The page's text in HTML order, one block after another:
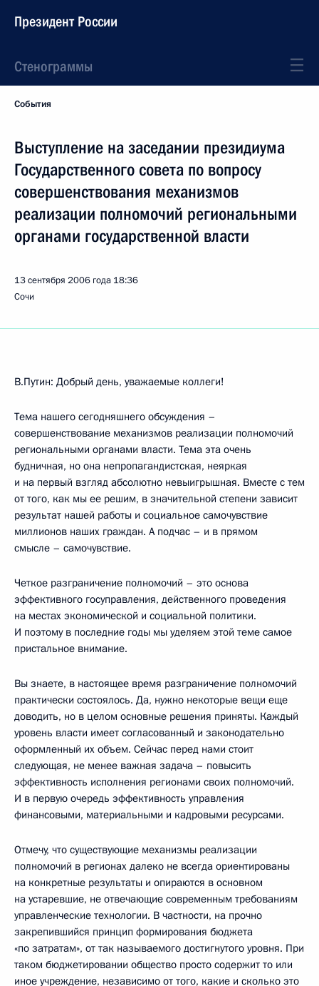
Президент России
Стенограммы
События
Выступление на заседании президиума
Государственного совета по вопросу
совершенствования механизмов
реализации полномочий региональными
органами государственной власти
13 сентября 2006 года 18:36
Сочи
В.Путин: Добрый день, уважаемые коллеги!
Тема нашего сегодняшнего обсуждения –
совершенствование механизмов реализации полномочий
региональными органами власти. Тема эта очень
будничная, но она непропагандистская, неяркая
и на первый взгляд абсолютно невыигрышная. Вместе с тем
от того, как мы ее решим, в значительной степени зависит
результат нашей работы и социальное самочувствие
миллионов наших граждан. А подчас – и в прямом
смысле – самочувствие.
Четкое разграничение полномочий – это основа
эффективного госуправления, действенного проведения
на местах экономической и социальной политики.
И поэтому в последние годы мы уделяем этой теме самое
пристальное внимание.
Вы знаете, в настоящее время разграничение полномочий
практически состоялось. Да, нужно некоторые вещи еще
доводить, но в целом основные решения приняты. Каждый
уровень власти имеет согласованный и законодательно
оформленный их объем. Сейчас перед нами стоит
следующая, не менее важная задача – повысить
эффективность исполнения регионами своих полномочий.
И в первую очередь эффективность управления
финансовыми, материальными и кадровыми ресурсами.
Отмечу, что существующие механизмы реализации
полномочий в регионах далеко не всегда ориентированы
на конкретные результаты и опираются в основном
на устаревшие, не отвечающие современным требованиям
управленческие технологии. В частности, на прочно
закрепившийся принцип формирования бюджета
«по затратам», от так называемого достигнутого уровня. При
таком бюджетировании общество просто содержит то или
иное учреждение, независимо от того, какие и сколько это